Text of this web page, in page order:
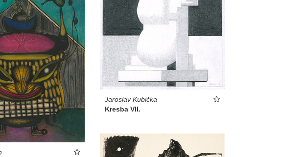
Jaroslav Kubička
Kresba VII.